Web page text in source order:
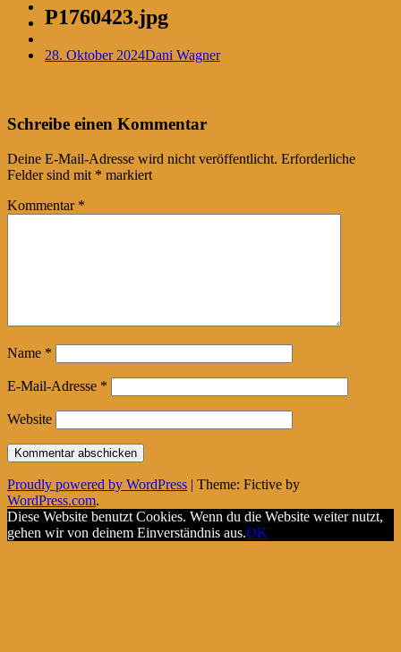
P1760423.jpg
28. Oktober 2024Dani Wagner
Post
navigation
←
Schreibe einen Kommentar
Deine E-Mail-Adresse wird nicht veröffentlicht. Erforderliche
Felder sind mit * markiert
Kommentar *
Name *
E-Mail-Adresse *
Website
Proudly powered by WordPress | Theme: Fictive by
WordPress.com.
Diese Website benutzt Cookies. Wenn du die Website weiter nutzt,
gehen wir von deinem Einverständnis aus.OK